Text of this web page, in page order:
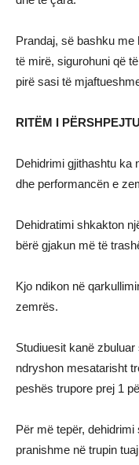
Prandaj, së bashku me
të mirë, sigurohuni që
pirë sasi të
RITËM I
Dehidrimi gjithashtu ka
dhe performancën e
Dehidratimi shkakton
bërë gjakun më të
Kjo ndikon në
zemrës.
Studiuesit kanë
ndryshon mesatarisht
peshës trupore prej 1
Për më tepër,
pranishme në trupin